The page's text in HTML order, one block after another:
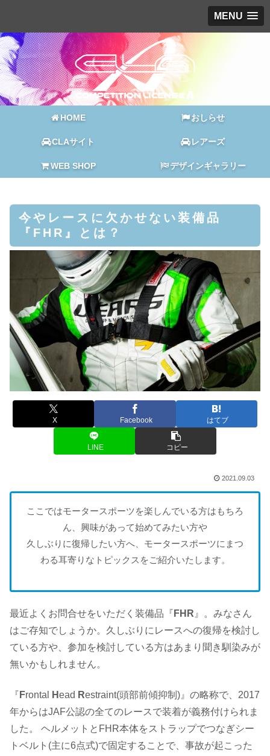
MENU
HOME おしらせ
CLAサイト レアーズ
WEB SHOP デザインギャラリー
今やレースに欠かせない装備品
『FHR』とは？
X Facebook はてブ
LINE コピー
2021.09.03
ここではモータースポーツを楽しんでいる方はもちろ
ん、興味があって始めてみたい方や
久しぶりに復帰したい方へ、モータースポーツにまつ
わる耳寄りなトピックスをご紹介いたします。
最近よくお問合せをいただく装備品『 FHR 』。みなさん
はご存知でしょうか。久しぶりにレースへの復帰を検討し
ている方や、参加を検討している方はあまり聞き馴染みが
無いかもしれません。
『 Frontal Head Restraint(頭部前傾抑制)』の略称で、2017
年からはJAF公認の全てのレースで装着が義務付けられま
した。 ヘルメットとFHR本体をストラップでつなぎシー
トベルト(主に6点式)で固定することで、事故が起こった